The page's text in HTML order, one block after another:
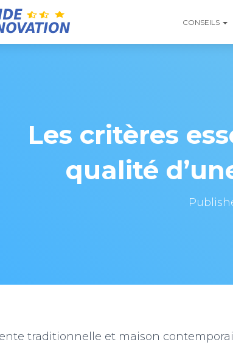
CONSEILS
Les critères
qualité